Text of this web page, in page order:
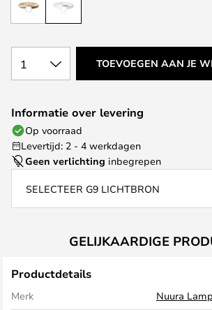
1 TOEVOEGEN AAN JE
Informatie over levering
Op voorraad
Levertijd: 2 - 4 werkdagen
Geen verlichting inbegrepen
SELECTEER G9 LICHTBRON
GELIJKAARDIGE
Productdetails
Merk
Nuura